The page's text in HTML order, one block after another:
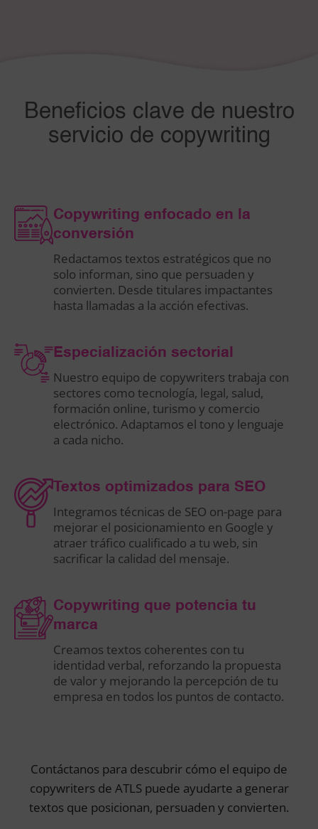
Beneficios clave de nuestro
servicio de copywriting
Copywriting enfocado en la
conversión
Redactamos textos estratégicos que no
solo informan, sino que persuaden y
convierten. Desde titulares impactantes
hasta llamadas a la acción efectivas.
Especialización sectorial
Nuestro equipo de copywriters trabaja con
sectores como tecnología, legal, salud,
formación online, turismo y comercio
electrónico. Adaptamos el tono y lenguaje
a cada nicho.
Textos optimizados para SEO
Integramos técnicas de SEO on-page para
mejorar el posicionamiento en Google y
atraer tráfico cualificado a tu web, sin
sacrificar la calidad del mensaje.
Copywriting que potencia tu
marca
Creamos textos coherentes con tu
identidad verbal, reforzando la propuesta
de valor y mejorando la percepción de tu
empresa en todos los puntos de contacto.
Contáctanos para descubrir cómo el equipo de
copywriters de ATLS puede ayudarte a generar
textos que posicionan, persuaden y convierten.